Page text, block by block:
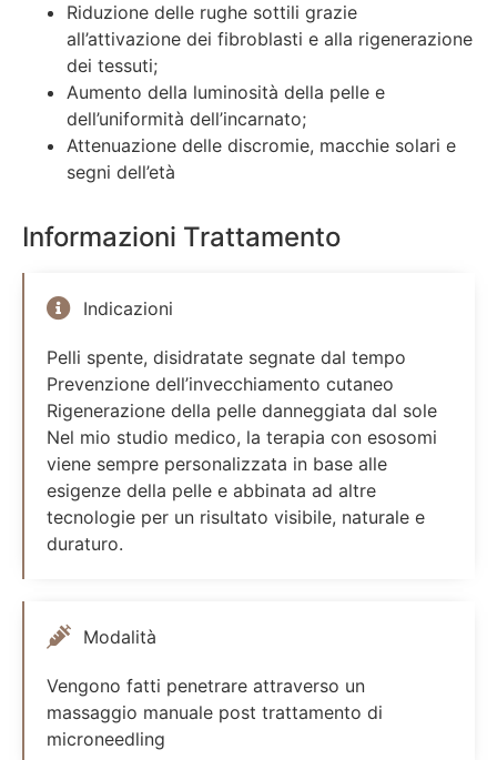
Riduzione delle rughe sottili grazie
all’attivazione dei fibroblasti e alla rigenerazione
dei tessuti;
Aumento della luminosità della pelle e
dell’uniformità dell’incarnato;
Attenuazione delle discromie, macchie solari e
segni dell’età
Informazioni Trattamento
Indicazioni
Pelli spente, disidratate segnate dal tempo
Prevenzione dell’invecchiamento cutaneo
Rigenerazione della pelle danneggiata dal sole
Nel mio studio medico, la terapia con esosomi
viene sempre personalizzata in base alle
esigenze della pelle e abbinata ad altre
tecnologie per un risultato visibile, naturale e
duraturo.
Modalità
Vengono fatti penetrare attraverso un
massaggio manuale post trattamento di
microneedling